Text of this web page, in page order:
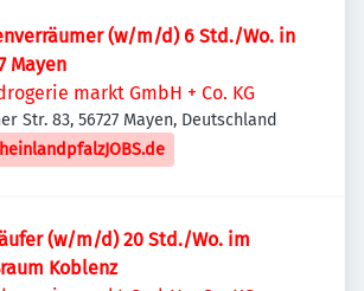
(w/m/d) 6 Std./Wo. in
Mayen
markt GmbH + Co. KG
Str. 83, 56727 Mayen, Deutschland
(w/m/d) 20 Std./Wo. im
Koblenz